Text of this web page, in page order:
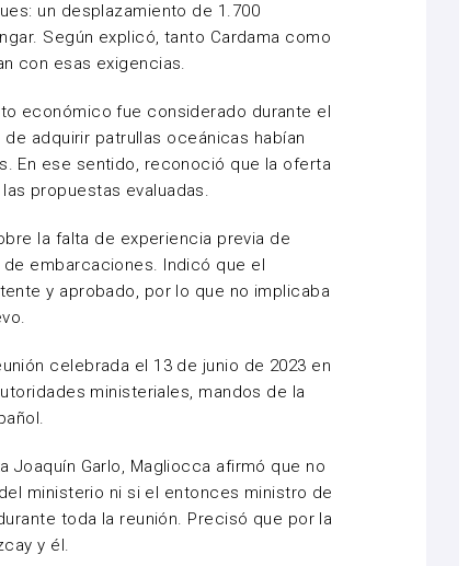
un desplazamiento de 1.700
Según explicó, tanto Cardama como
con esas exigencias.
económico fue considerado durante el
adquirir patrullas oceánicas habían
En ese sentido, reconoció que la oferta
propuestas evaluadas.
la falta de experiencia previa de
embarcaciones. Indicó que el
y aprobado, por lo que no implicaba
celebrada el 13 de junio de 2023 en
ministeriales, mandos de la
Garlo, Magliocca afirmó que no
ministerio ni si el entonces ministro de
toda la reunión. Precisó que por la
y él.